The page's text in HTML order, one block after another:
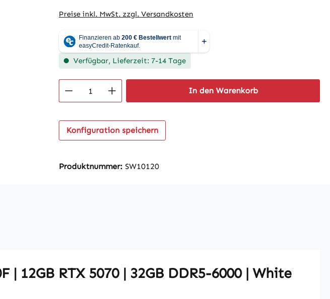
Preise inkl. MwSt. zzgl. Versandkosten
Verfügbar, Lieferzeit: 7-14 Tage
Produkt Anzahl: Gib den gewünschten Wert
In den Warenkorb
Konfiguration speichern
Produktnummer: SW10120
12GB RTX 5070 | 32GB DDR5-6000 | White